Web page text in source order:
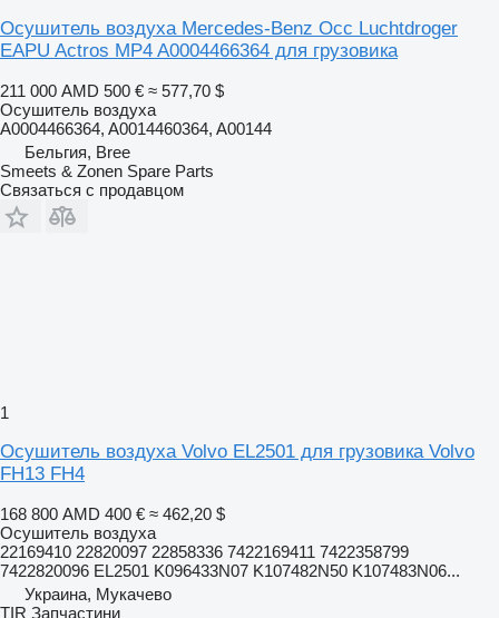
Осушитель воздуха Mercedes-Benz Occ Luchtdroger
EAPU Actros MP4 A0004466364 для грузовика
211 000 AMD 500 € ≈ 577,70 $
Осушитель воздуха
A0004466364, A0014460364, A00144
Бельгия, Bree
Smeets & Zonen Spare Parts
Связаться с продавцом
1
Осушитель воздуха Volvo EL2501 для грузовика Volvo
FH13 FH4
168 800 AMD 400 € ≈ 462,20 $
Осушитель воздуха
22169410 22820097 22858336 7422169411 7422358799
7422820096 EL2501 K096433N07 K107482N50 K107483N06...
Украина, Мукачево
TIR Запчастини